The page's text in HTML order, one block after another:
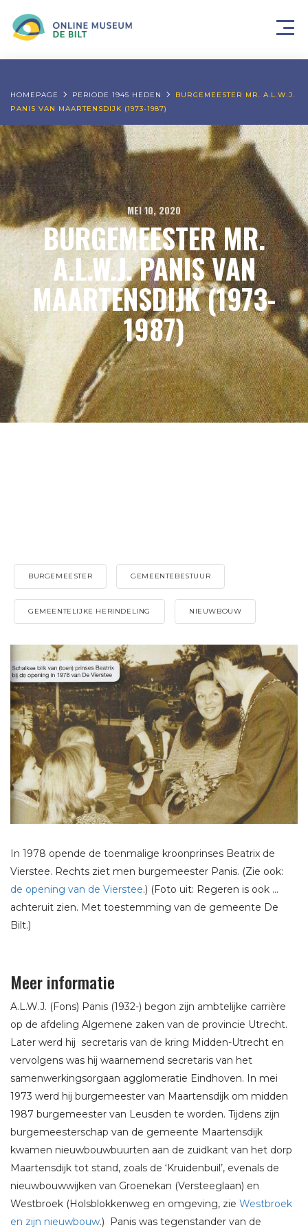
HOMEPAGE PERIODE 1945 HEDEN
BURGEMEESTER MR. A.L.W.J.
PANIS VAN MAARTENSDIJK (1973-1987)
MEI 10, 2020
BURGEMEESTER MR.
A.L.W.J. PANIS VAN
MAARTENSDIJK (1973-
1987)
BURGEMEESTER GEMEENTEBESTUUR
GEMEENTELIJKE HERINDELING NIEUWBOUW
In 1978 opende de toenmalige kroonprinses Beatrix de
Vierstee. Rechts ziet men burgemeester Panis. (Zie ook:
de opening van de Vierstee.) (Foto uit: Regeren is ook …
achteruit zien. Met toestemming van de gemeente De
Bilt.)
Meer informatie
A.L.W.J. (Fons) Panis (1932-) begon zijn ambtelijke carrière
op de afdeling Algemene zaken van de provincie Utrecht.
Later werd hij secretaris van de kring Midden-Utrecht en
vervolgens was hij waarnemend secretaris van het
samenwerkingsorgaan agglomeratie Eindhoven. In mei
1973 werd hij burgemeester van Maartensdijk om midden
1987 burgemeester van Leusden te worden. Tijdens zijn
burgemeesterschap van de gemeente Maartensdijk
kwamen nieuwbouwbuurten aan de zuidkant van het dorp
Maartensdijk tot stand, zoals de ‘Kruidenbuil’, evenals de
nieuwbouwwijken van Groenekan (Versteeglaan) en
Westbroek (Holsblokkenweg en omgeving, zie Westbroek
en zijn nieuwbouw.) Panis was tegenstander van de